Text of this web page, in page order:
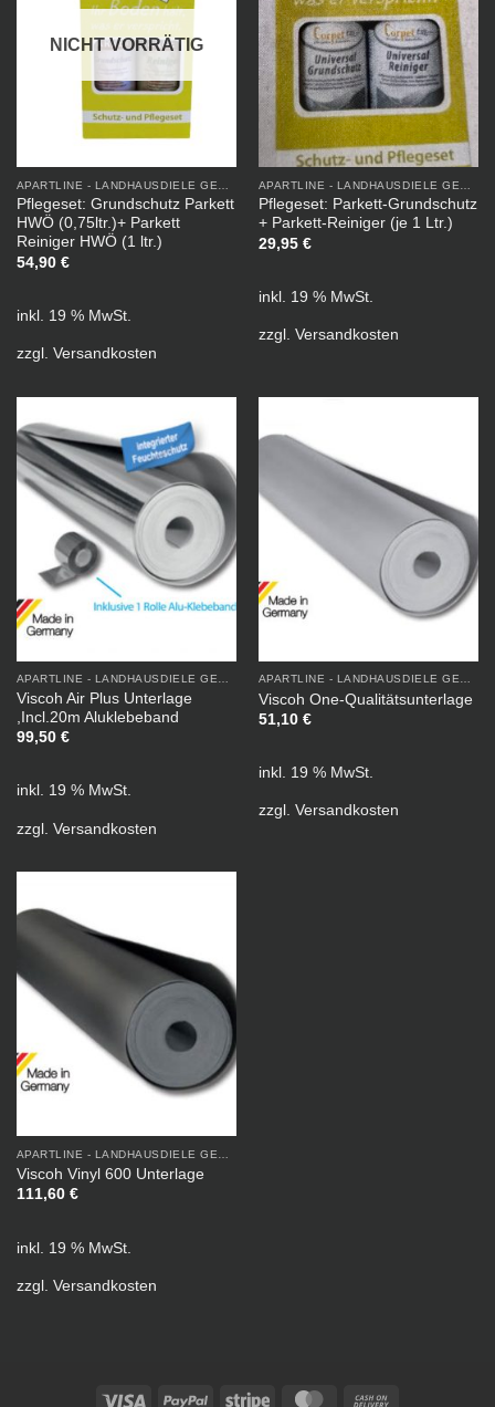
NICHT VORRÄTIG
Pflegeset: Grundschutz Parkett
HWÖ (0,75ltr.)+ Parkett
Reiniger HWÖ (1 ltr.)
54,90 €
inkl. 19 % MwSt.
zzgl. Versandkosten
Pflegeset: Parkett-Grundschutz
+ Parkett-Reiniger (je 1 Ltr.)
29,95 €
inkl. 19 % MwSt.
zzgl. Versandkosten
Viscoh Air Plus Unterlage
,Incl.20m Aluklebeband
99,50 €
inkl. 19 % MwSt.
zzgl. Versandkosten
Viscoh One-Qualitätsunterlage
51,10 €
inkl. 19 % MwSt.
zzgl. Versandkosten
Viscoh Vinyl 600 Unterlage
111,60 €
inkl. 19 % MwSt.
zzgl. Versandkosten
Visa PayPal Stripe MasterCard